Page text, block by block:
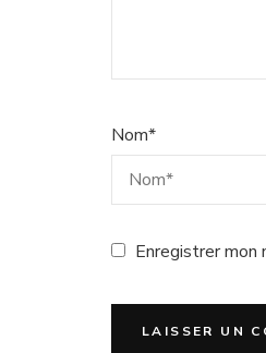
Nom*
Enregistrer mon